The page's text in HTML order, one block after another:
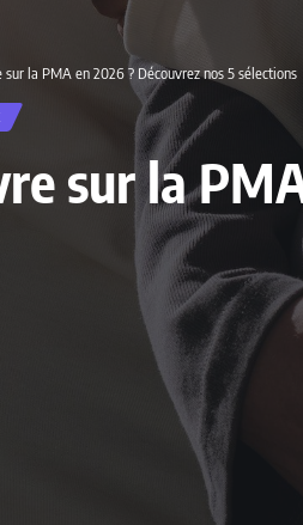
la PMA en 2026 ? Découvrez nos 5 sélections
sur la